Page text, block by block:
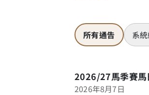
所有通告 系
2026/27馬季賽馬
2026年8月7日